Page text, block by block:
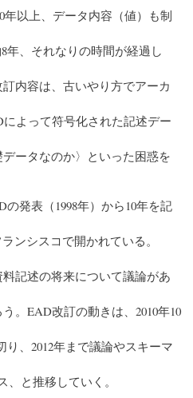
以上、データ内容（値）も制
年、それなりの時間が経過し
内容は、古いやり方でアーカ
よって符号化された記述デー
データなのか〉といった困惑を
発表（1998年）から10年を記
ンシスコで開かれている。
記述の将来について議論があ
。EAD改訂の動きは、2010年10
り、2012年まで議論やスキーマ
と推移していく。